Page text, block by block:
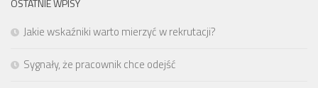
OSTATNIE WPISY
Jakie wskaźniki warto mierzyć w rekrutacji?
Sygnały, że pracownik chce odejść